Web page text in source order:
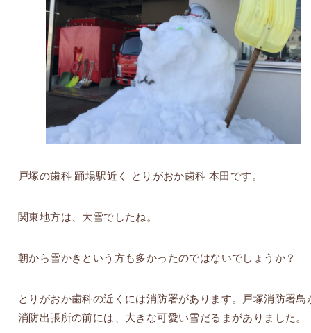
戸塚の歯科 踊場駅近く とりがおか歯科 本田です。
関東地方は、大雪でしたね。
朝から雪かきという方も多かったのではないでしょうか？
とりがおか歯科の近くには消防署があります。戸塚消防署鳥
消防出張所の前には、大きな可愛い雪だるまがありました。